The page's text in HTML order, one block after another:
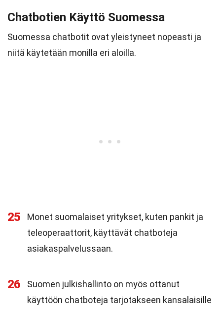
Chatbotien Käyttö Suomessa
Suomessa chatbotit ovat yleistyneet nopeasti ja
niitä käytetään monilla eri aloilla.
25
Monet suomalaiset yritykset, kuten pankit ja
teleoperaattorit, käyttävät chatboteja
asiakaspalvelussaan.
26
Suomen julkishallinto on myös ottanut
käyttöön chatboteja tarjotakseen kansalaisille